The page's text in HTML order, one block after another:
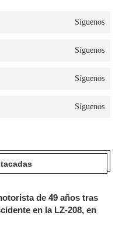
Síguenos
Síguenos
Síguenos
Síguenos
de 49 años tras
en la LZ-208, en